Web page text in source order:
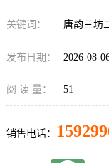
关键词： 唐韵三坊
发布日期： 2026-08-
阅 读 量： 51
销售电话：